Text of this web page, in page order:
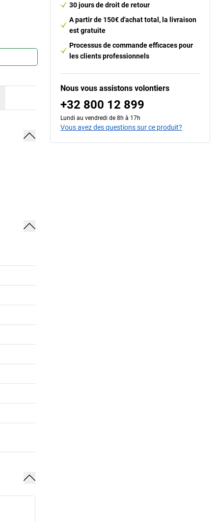
30 jours de droit de retour
A partir de 150€ d'achat total, la livraison
est gratuite
Processus de commande efficaces pour
les clients professionnels
Nous vous assistons volontiers
+32 800 12 899
Lundi au vendredi de 8h à 17h
Vous avez des questions sur ce produit?